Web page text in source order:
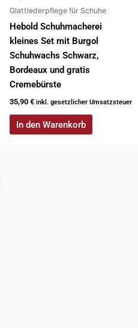
Glattlederpflege für Schuhe
Hebold Schuhmacherei
kleines Set mit Burgol
Schuhwachs Schwarz,
Bordeaux und gratis
Cremebürste
35,90 € inkl. gesetzlicher Umsatzsteuer
In den Warenkorb